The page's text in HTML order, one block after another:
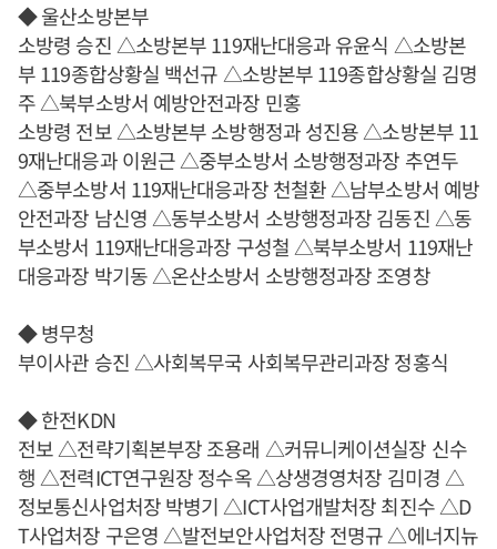
◆ 울산소방본부
소방령 승진 △소방본부 119재난대응과 유윤식 △소방본
부 119종합상황실 백선규 △소방본부 119종합상황실 김명
주 △북부소방서 예방안전과장 민홍
소방령 전보 △소방본부 소방행정과 성진용 △소방본부 11
9재난대응과 이원근 △중부소방서 소방행정과장 추연두
△중부소방서 119재난대응과장 천철환 △남부소방서 예방
안전과장 남신영 △동부소방서 소방행정과장 김동진 △동
부소방서 119재난대응과장 구성철 △북부소방서 119재난
대응과장 박기동 △온산소방서 소방행정과장 조영창
◆ 병무청
부이사관 승진 △사회복무국 사회복무관리과장 정홍식
◆ 한전KDN
전보 △전략기획본부장 조용래 △커뮤니케이션실장 신수
행 △전력ICT연구원장 정수옥 △상생경영처장 김미경 △
정보통신사업처장 박병기 △ICT사업개발처장 최진수 △D
T사업처장 구은영 △발전보안사업처장 전명규 △에너지뉴